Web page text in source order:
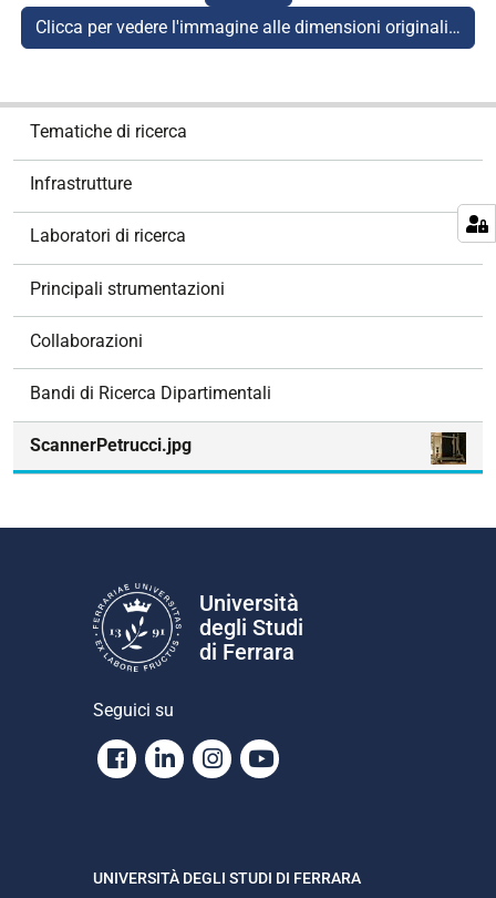
Clicca per vedere l'immagine alle dimensioni originali…
Tematiche di ricerca
Infrastrutture
Laboratori di ricerca
Principali strumentazioni
Collaborazioni
Bandi di Ricerca Dipartimentali
ScannerPetrucci.jpg
Università
degli Studi
di Ferrara
Seguici su
Facebook
LinkedinInstagram
Youtube
UNIVERSITÀ DEGLI STUDI DI FERRARA